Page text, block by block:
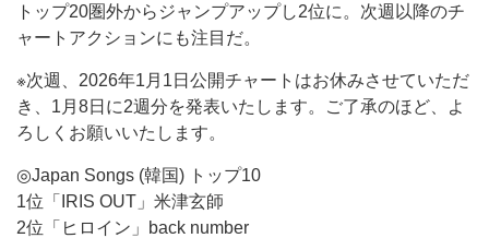
トップ20圏外からジャンプアップし2位に。次週以降のチ
ャートアクションにも注目だ。
※次週、2026年1月1日公開チャートはお休みさせていただ
き、1月8日に2週分を発表いたします。ご了承のほど、よ
ろしくお願いいたします。
◎Japan Songs (韓国) トップ10
1位「IRIS OUT」米津玄師
2位「ヒロイン」back number